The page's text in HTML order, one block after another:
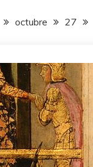
octubre 27